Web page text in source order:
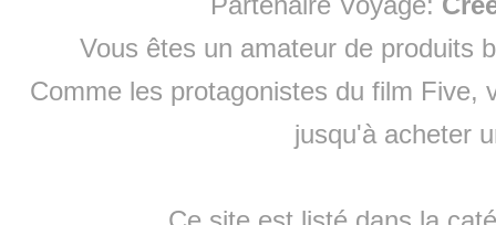
Vous êtes un amateur de produits
Comme les protagonistes du film Five,
jusqu'à acheter